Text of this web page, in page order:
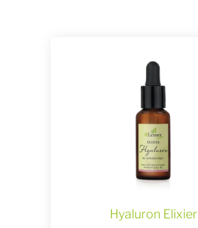
Hyaluron Elixier